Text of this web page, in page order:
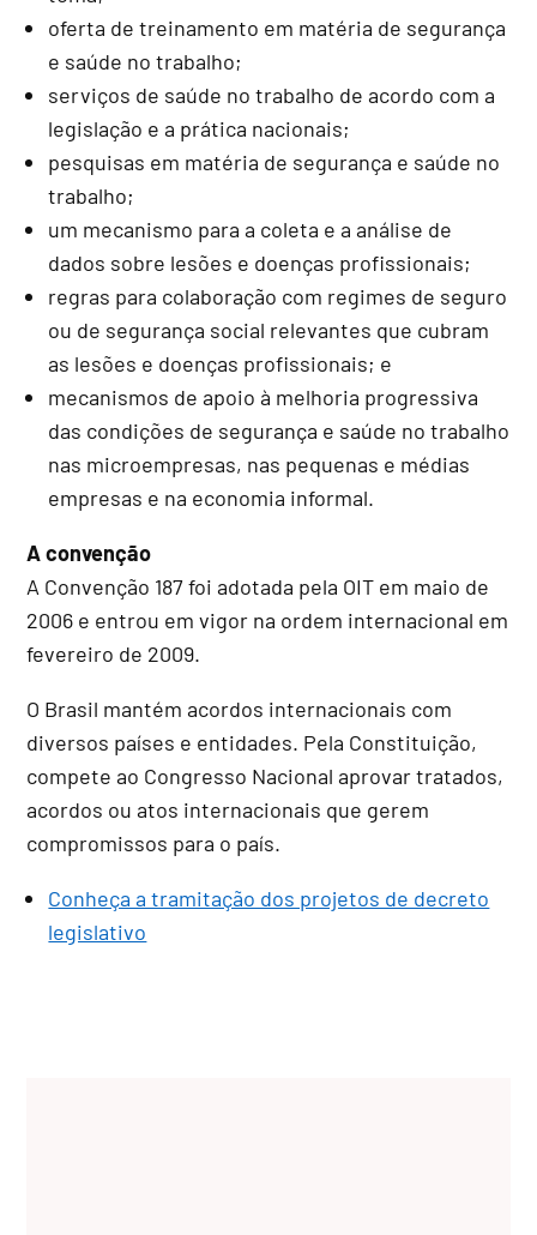
oferta de treinamento em matéria de segurança
e saúde no trabalho;
serviços de saúde no trabalho de acordo com a
legislação e a prática nacionais;
pesquisas em matéria de segurança e saúde no
trabalho;
um mecanismo para a coleta e a análise de
dados sobre lesões e doenças profissionais;
regras para colaboração com regimes de seguro
ou de segurança social relevantes que cubram
as lesões e doenças profissionais; e
mecanismos de apoio à melhoria progressiva
das condições de segurança e saúde no trabalho
nas microempresas, nas pequenas e médias
empresas e na economia informal.
A convenção
A Convenção 187 foi adotada pela OIT em maio de
2006 e entrou em vigor na ordem internacional em
fevereiro de 2009.
O Brasil mantém acordos internacionais com
diversos países e entidades. Pela Constituição,
compete ao Congresso Nacional aprovar tratados,
acordos ou atos internacionais que gerem
compromissos para o país.
Conheça a tramitação dos projetos de decreto
legislativo